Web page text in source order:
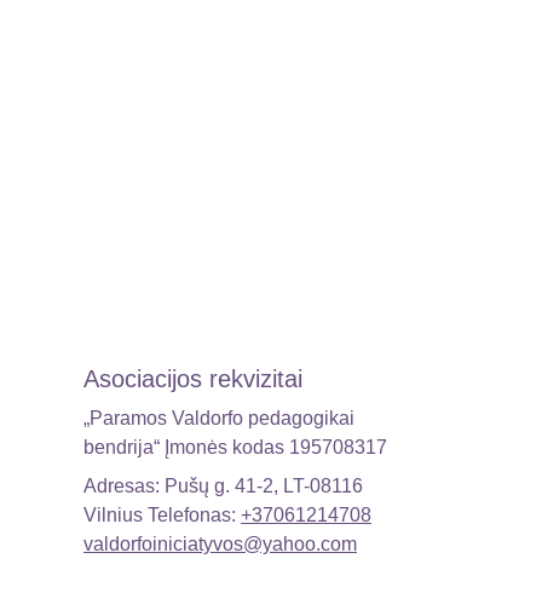
Asociacijos rekvizitai
„Paramos Valdorfo pedagogikai
bendrija“ Įmonės kodas 195708317
Adresas: Pušų g. 41-2, LT-08116
Vilnius Telefonas: +37061214708
valdorfoiniciatyvos@yahoo.com